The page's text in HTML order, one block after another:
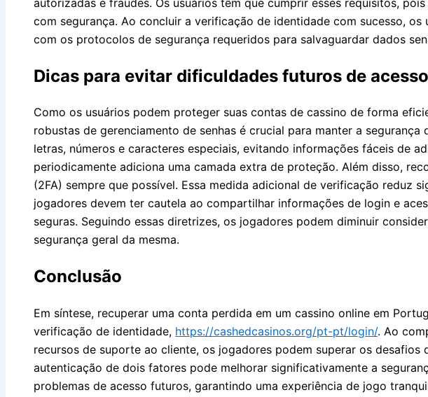
com segurança. Ao concluir a verificação de identidade com sucesso,
com os protocolos de segurança requeridos para salvaguardar dados
Dicas para evitar dificuldades futuros de
Como os usuários podem proteger suas contas de cassino de forma
robustas de gerenciamento de senhas é crucial para manter a
letras, números e caracteres especiais, evitando informações fáceis de
periodicamente adiciona uma camada extra de proteção. Além disso,
(2FA) sempre que possível. Essa medida adicional de verificação reduz
jogadores devem ter cautela ao compartilhar informações de login e
seguras. Seguindo essas diretrizes, os jogadores podem diminuir
segurança geral da mesma.
Conclusão
Em síntese, recuperar uma conta perdida em um cassino online em
verificação de identidade, https://cashedcasinos.org/pt-pt/login/. Ao
recursos de suporte ao cliente, os jogadores podem superar os
autenticação de dois fatores pode melhorar significativamente a
problemas de acesso futuros, garantindo uma experiência de jogo